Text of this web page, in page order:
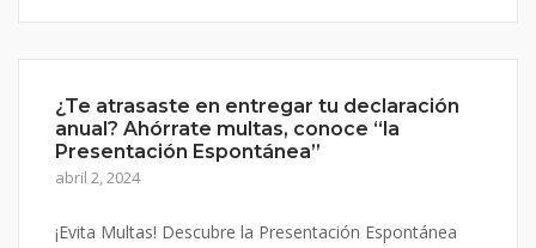
¿Te atrasaste en entregar tu declaración
anual? Ahórrate multas, conoce “la
Presentación Espontánea”
abril 2, 2024
¡Evita Multas! Descubre la Presentación Espontánea